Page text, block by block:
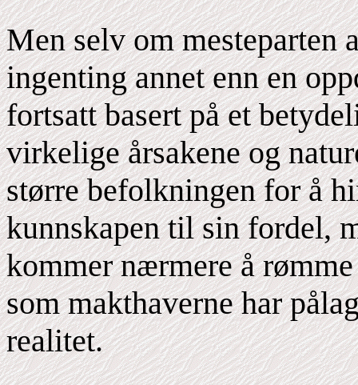
Men selv om mesteparten
ingenting annet enn en
fortsatt basert på et
virkelige årsakene og
større befolkningen for å
kunnskapen til sin fordel,
kommer nærmere å
som makthaverne har
realitet.